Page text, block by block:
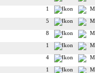
1
5
8
1
4
1